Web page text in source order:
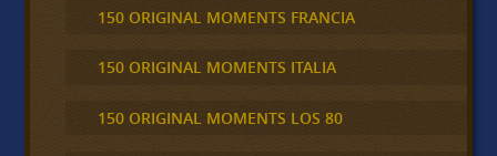
150 ORIGINAL MOMENTS FRANCIA
150 ORIGINAL MOMENTS ITALIA
150 ORIGINAL MOMENTS LOS 80